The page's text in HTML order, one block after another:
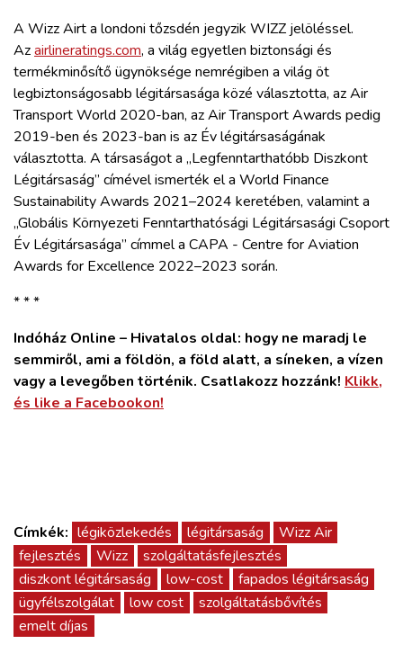
A Wizz Airt a londoni tőzsdén jegyzik WIZZ jelöléssel.
Azairlineratings.com, a világ egyetlen biztonsági és
termékminősítő ügynöksége nemrégiben a világ öt
legbiztonságosabb légitársasága közé választotta, az Air
Transport World 2020-ban, az Air Transport Awards pedig
2019-ben és 2023-ban is az Év légitársaságának
választotta. A társaságot a „Legfenntarthatóbb Diszkont
Légitársaság” címével ismerték el a World Finance
Sustainability Awards 2021–2024 keretében, valamint a
„Globális Környezeti Fenntarthatósági Légitársasági Csoport
Év Légitársasága” címmel a CAPA - Centre for Aviation
Awards for Excellence 2022–2023 során.
* * *
Indóház Online – Hivatalos oldal: hogy ne maradj le
semmiről, ami a földön, a föld alatt, a síneken, a vízen
vagy a levegőben történik. Csatlakozz hozzánk! Klikk,
és like a Facebookon!
Címkék: légiközlekedés légitársaság
Wizz Air
fejlesztés
Wizz
szolgáltatásfejlesztés
diszkont légitársaság
low-cost
fapados légitársaság
ügyfélszolgálat
low cost
szolgáltatásbővítés
emelt díjas